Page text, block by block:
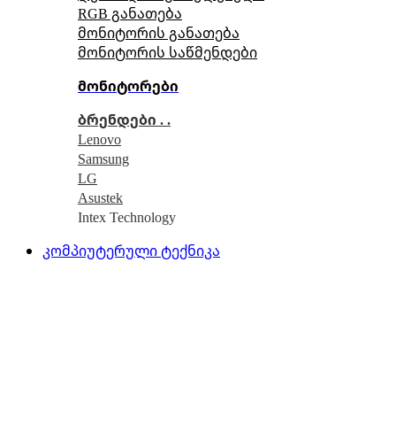
RGB განათება
მონიტორის განათება
მონიტორის საწმენდები
მონიტორები
ბრენდები . .
Lenovo
Samsung
LG
Asustek
Intex Technology
კომპიუტერული ტექნიკა